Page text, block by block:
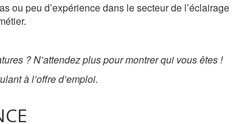
ou peu d’expérience dans le secteur de l’éclairage
?N’attendez plus pour montrer qui vous êtes !
à l’offre d’emploi.